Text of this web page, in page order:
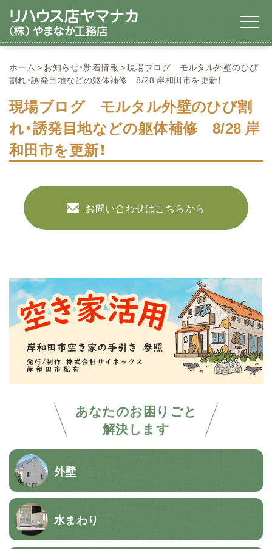
あなたのお困りごと
解決します
外壁
水まわり
ホーム お知らせ・新着情報
現場ブログ モルタル外壁のひび
割れ・誘発目地などの躯体補修 8/28 岸和田市を更新！
現場ブログ モルタル外壁のひび割
れ・誘発目地などの躯体補修 8/28 岸
和田市を更新！
お問い合わせはこちらから